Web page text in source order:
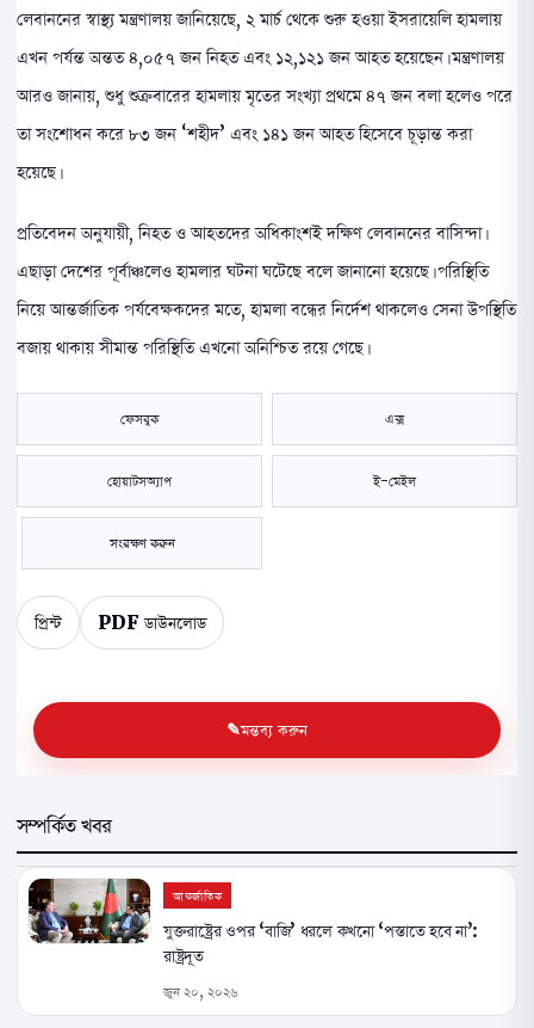
লেবাননের স্বাস্থ্য মন্ত্রণালয় জানিয়েছে, ২ মার্চ থেকে শুরু হওয়া ইসরায়েলি হামলায়
এখন পর্যন্ত অন্তত ৪,০৫৭ জন নিহত এবং ১২,১২১ জন আহত হয়েছেন। মন্ত্রণালয়
আরও জানায়, শুধু শুক্রবারের হামলায় মৃতের সংখ্যা প্রথমে ৪৭ জন বলা হলেও পরে
তা সংশোধন করে ৮৩ জন ‘শহীদ’ এবং ১৪১ জন আহত হিসেবে চূড়ান্ত করা
হয়েছে।
প্রতিবেদন অনুযায়ী, নিহত ও আহতদের অধিকাংশই দক্ষিণ লেবাননের বাসিন্দা।
এছাড়া দেশের পূর্বাঞ্চলেও হামলার ঘটনা ঘটেছে বলে জানানো হয়েছে। পরিস্থিতি
নিয়ে আন্তর্জাতিক পর্যবেক্ষকদের মতে, হামলা বন্ধের নির্দেশ থাকলেও সেনা উপস্থিতি
বজায় থাকায় সীমান্ত পরিস্থিতি এখনো অনিশ্চিত রয়ে গেছে।
ফেসবুক এক্স
হোয়াটসঅ্যাপ ই-মেইল
সংরক্ষণ করুন
প্রিন্ট PDF ডাউনলোড
মন্তব্য করুন
সম্পর্কিত খবর
আন্তর্জাতিক
যুক্তরাষ্ট্রের ওপর ‘বাজি’ ধরলে কখনো ‘পস্তাতে হবে না’:
রাষ্ট্রদূত
জুন ২০, ২০২৬